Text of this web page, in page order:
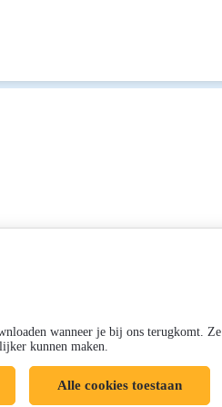
wanneer je bij ons terugkomt. Ze
kunnen maken.
Alle cookies toestaan